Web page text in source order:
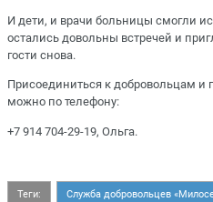
И дети, и врачи больницы смогли
остались довольны встречей и
гости снова.
Присоединиться к добровольцам и
можно по телефону:
+7 914 704-29-19, Ольга.
Теги: Служба добровольцев